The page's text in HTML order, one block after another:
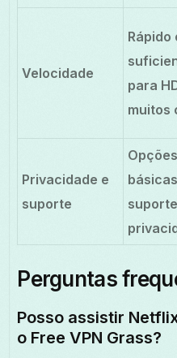
Velocidade
Rápido
para
muitos
Privacidade e
suporte
Opções
Perguntas
Posso assistir
o Free VPN Grass?